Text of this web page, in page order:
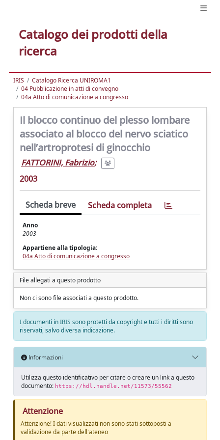
Catalogo dei prodotti della
ricerca
IRIS
Catalogo Ricerca UNIROMA1
04 Pubblicazione in atti di convegno
04a Atto di comunicazione a congresso
Il blocco continuo del plesso lombare
associato al blocco del nervo sciatico
nell’artroprotesi di ginocchio
FATTORINI, Fabrizio;
2003
Scheda breve Scheda completa
Anno
2003
Appartiene alla tipologia:
04a Atto di comunicazione a congresso
File allegati a questo prodotto
Non ci sono file associati a questo prodotto.
I documenti in IRIS sono protetti da copyright e tutti i diritti sono
riservati, salvo diversa indicazione.
Informazioni
Utilizza questo identificativo per citare o creare un link a questo
documento: https://hdl.handle.net/11573/55562
Attenzione
Attenzione! I dati visualizzati non sono stati sottoposti a
validazione da parte dell'ateneo